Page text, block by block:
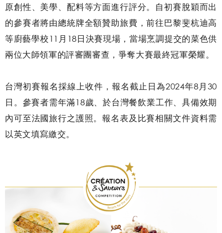
原創性、美學、配料等方面進行評分。自初賽脫穎而出
的參賽者將由總統牌全額贊助旅費，前往巴黎斐杭迪高
等廚藝學校11月18日決賽現場，當場烹調提交的菜色供
兩位大師領軍的評審團審查，爭奪大賽最終冠軍榮耀。
台灣初賽報名採線上收件，報名截止日為2024年8月30
日。參賽者需年滿18歲、於台灣餐飲業工作、具備效期
內可至法國旅行之護照。報名表及比賽相關文件資料需
以英文填寫繳交。